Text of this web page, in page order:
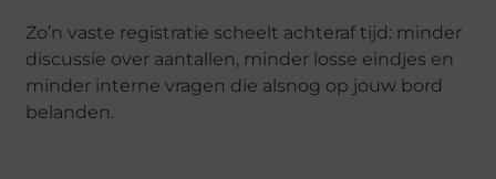
Zo’n vaste registratie scheelt achteraf tijd: minder
discussie over aantallen, minder losse eindjes en
minder interne vragen die alsnog op jouw bord
belanden.